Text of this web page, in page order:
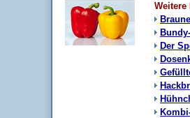
Weitere
Der